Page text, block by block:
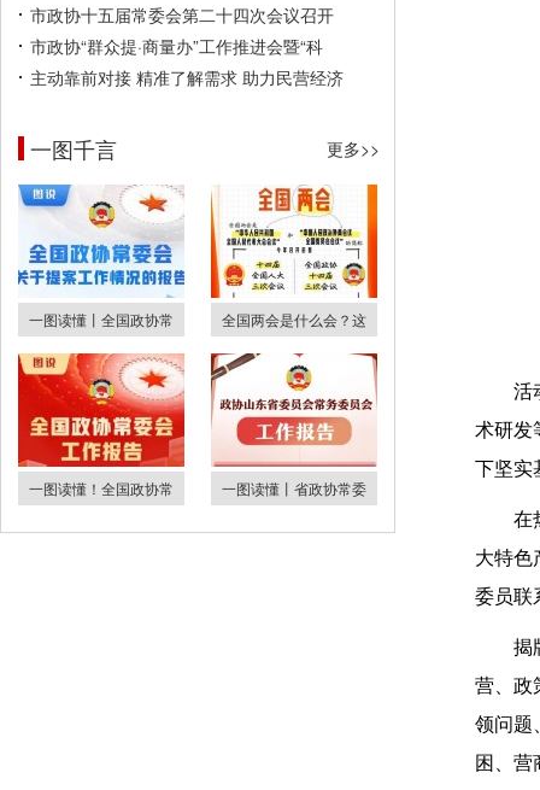
市政协十五届常委会第二十四次会议召开
市政协“群众提·商量办”工作推进会暨“科
主动靠前对接 精准了解需求 助力民营经济
一图千言 更多>>
一图读懂丨全国政协常 全国两会是什么会？这
一图读懂！全国政协常 一图读懂丨省政协常委
活
术研发
下坚实
在
大特色
委员联
揭
营、政
领问题
困、营